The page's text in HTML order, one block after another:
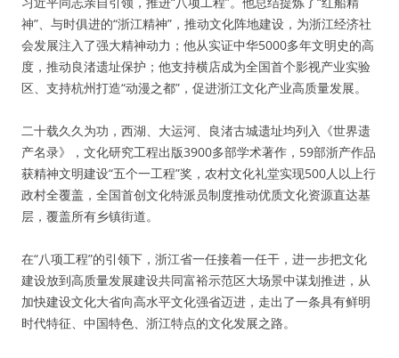
神”、与时俱进的“浙江精神”，推动文化阵地建设，为浙江经济社
会发展注入了强大精神动力；他从实证中华5000多年文明史的高
度，推动良渚遗址保护；他支持横店成为全国首个影视产业实验
区、支持杭州打造“动漫之都”，促进浙江文化产业高质量发展。
二十载久久为功，西湖、大运河、良渚古城遗址均列入《世界遗
产名录》，文化研究工程出版3900多部学术著作，59部浙产作品
获精神文明建设“五个一工程”奖，农村文化礼堂实现500人以上行
政村全覆盖，全国首创文化特派员制度推动优质文化资源直达基
层，覆盖所有乡镇街道。
在“八项工程”的引领下，浙江省一任接着一任干，进一步把文化
建设放到高质量发展建设共同富裕示范区大场景中谋划推进，从
加快建设文化大省向高水平文化强省迈进，走出了一条具有鲜明
时代特征、中国特色、浙江特点的文化发展之路。